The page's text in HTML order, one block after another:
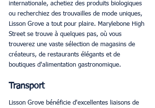
internationale, achetiez des produits biologiques
ou recherchiez des trouvailles de mode uniques,
Lisson Grove a tout pour plaire. Marylebone High
Street se trouve à quelques pas, où vous
trouverez une vaste sélection de magasins de
créateurs, de restaurants élégants et de
boutiques d'alimentation gastronomique.
Transport
Lisson Grove bénéficie d'excellentes liaisons de